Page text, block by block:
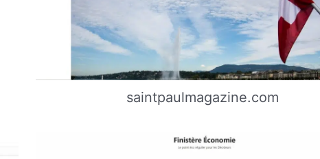
saintpaulmagazine.com